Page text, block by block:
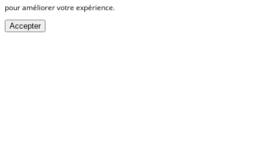
pour améliorer votre expérience.
Accepter